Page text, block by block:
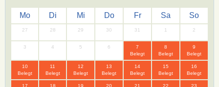
Mo Di Mi Do Fr Sa So
27 28 29 30 31 1 2
3 4 5 6
7
Belegt
8
Belegt
9
Belegt
10
Belegt
11
Belegt
12
Belegt
13
Belegt
14
Belegt
15
Belegt
16
Belegt
17
18
19
20
21
22
23